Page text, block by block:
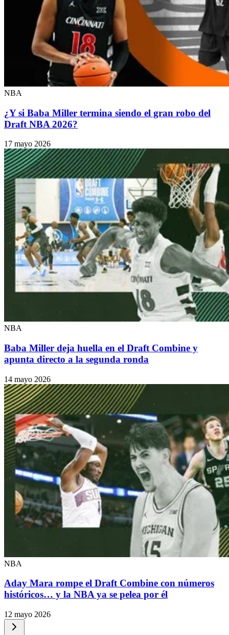
NBA
¿Y si Baba Miller termina siendo el gran robo del
Draft NBA 2026?
17 mayo 2026
NBA
Baba Miller deja huella en el Draft Combine y
apunta directo a la segunda ronda
14 mayo 2026
NBA
Aday Mara rompe el Draft Combine con números
históricos… y la NBA ya se pelea por él
12 mayo 2026